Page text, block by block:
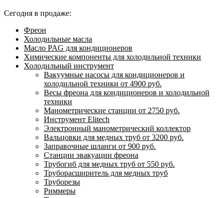
Сегодня в продаже:
Фреон
Холодильные масла
Масло PAG для кондиционеров
Химические компоненты для холодильной техники
Холодильный инструмент
Вакуумные насосы для кондиционеров и
холодильной техники от 4900 руб.
Весы фреона для кондиционеров и холодильной
техники
Манометрические станции от 2750 руб.
Инструмент Elitech
Электронный манометрический коллектор
Вальцовки для медных труб от 3200 руб.
Заправочные шланги от 900 руб.
Станции эвакуации фреона
Трубогиб для медных труб от 550 руб.
Труборасширитель для медных труб
Труборезы
Риммеры